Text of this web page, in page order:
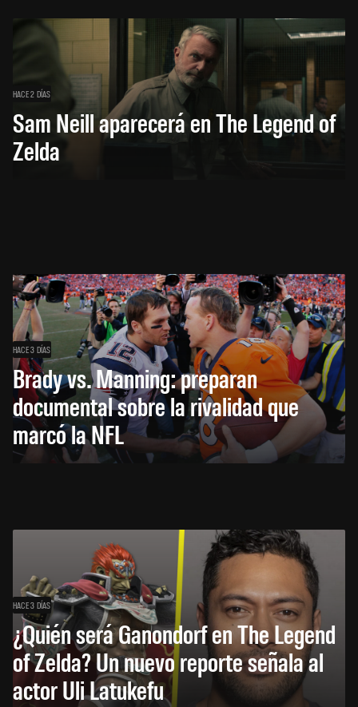
HACE 2 DÍAS
Sam Neill aparecerá en The Legend of
Zelda
HACE 3 DÍAS
Brady vs. Manning: preparan
documental sobre la rivalidad que
marcó la NFL
HACE 3 DÍAS
¿Quién será Ganondorf en The Legend
of Zelda? Un nuevo reporte señala al
actor Uli Latukefu